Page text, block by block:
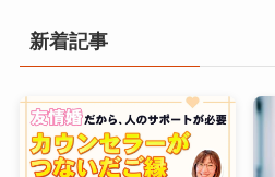
新着記事